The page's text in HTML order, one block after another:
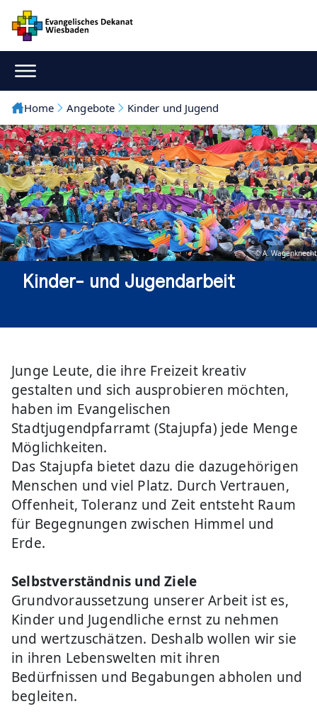
Home Angebote Kinder und Jugend
© A. Wagenknecht
Kinder- und Jugendarbeit
Junge Leute, die ihre Freizeit kreativ
gestalten und sich ausprobieren möchten,
haben im Evangelischen
Stadtjugendpfarramt (Stajupfa) jede Menge
Möglichkeiten.
Das Stajupfa bietet dazu die dazugehörigen
Menschen und viel Platz. Durch Vertrauen,
Offenheit, Toleranz und Zeit entsteht Raum
für Begegnungen zwischen Himmel und
Erde.
Selbstverständnis und Ziele
Grundvoraussetzung unserer Arbeit ist es,
Kinder und Jugendliche ernst zu nehmen
und wertzuschätzen. Deshalb wollen wir sie
in ihren Lebenswelten mit ihren
Bedürfnissen und Begabungen abholen und
begleiten.